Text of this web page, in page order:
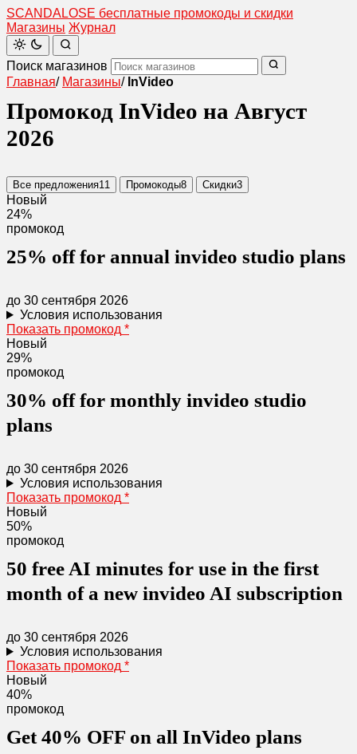
SCANDALOSE бесплатные промокоды и скидки
Магазины Журнал
Поиск магазинов
Главная/ Магазины/ InVideo
Промокод InVideo на Август
2026
Все предложения11 Промокоды8 Скидки3
Новый
24%
промокод
25% off for annual invideo studio plans
до 30 сентября 2026
Условия использования
Показать промокод *
Новый
29%
промокод
30% off for monthly invideo studio
plans
до 30 сентября 2026
Условия использования
Показать промокод *
Новый
50%
промокод
50 free AI minutes for use in the first
month of a new invideo AI subscription
до 30 сентября 2026
Условия использования
Показать промокод *
Новый
40%
промокод
Get 40% OFF on all InVideo plans